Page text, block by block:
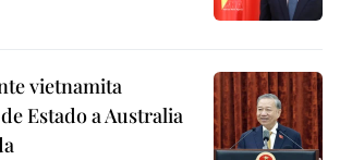
vietnamita
Estado a Australia